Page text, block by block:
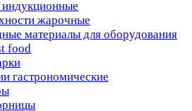
жарочные
материалы для оборудования
food
гастрономические